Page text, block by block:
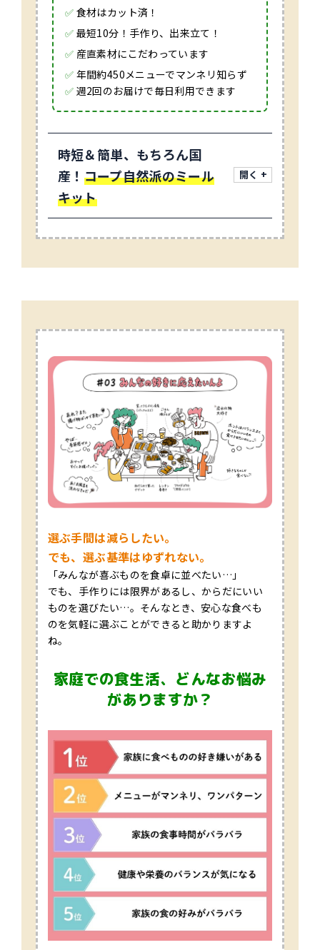
✅ 食材はカット済！
✅ 最短10分！手作り、出来立て！
✅ 産直素材にこだわっています
✅ 年間約450メニューでマンネリ知らず
✅ 週2回のお届けで毎日利用できます
時短＆簡単、もちろん国
産！ コープ自然派のミール
キット
選ぶ手間は減らしたい。
でも、選ぶ基準はゆずれない。
「みんなが喜ぶものを食卓に並べたい…」
でも、手作りには限界があるし、からだにいい
ものを選びたい…。そんなとき、安心な食べも
のを気軽に選ぶことができると助かりますよ
ね。
家庭での食生活、どんなお悩み
がありますか？